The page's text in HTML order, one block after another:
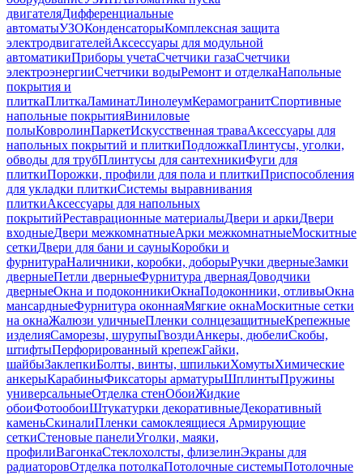
двигателяДифференциальные
автоматыУЗОКонденсаторыКомплексная защита
электродвигателейАксессуары для модульной
автоматикиПриборы учетаСчетчики газаСчетчики
электроэнергииСчетчики водыРемонт и отделкаНапольные
покрытия и
плиткаПлиткаЛаминатЛинолеумКерамогранитСпортивные
напольные покрытияВиниловые
полыКовролинПаркетИскусственная траваАксессуары для
напольных покрытий и плиткиПодложкаПлинтусы, уголки,
обводы для трубПлинтусы для сантехникиФуги для
плиткиПорожки, профили для пола и плиткиПриспособления
для укладки плиткиСистемы выравнивания
плиткиАксессуары для напольных
покрытийРеставрационные материалыДвери и аркиДвери
входныеДвери межкомнатныеАрки межкомнатныеМоскитные
сеткиДвери для бани и сауныКоробки и
фурнитураНаличники, коробки, доборыРучки дверныеЗамки
дверныеПетли дверныеФурнитура двернаяДоводчики
дверныеОкна и подоконникиОкнаПодоконники, отливыОкна
мансардныеФурнитура оконнаяМягкие окнаМоскитные сетки
на окнаЖалюзи уличныеПленки солнцезащитныеКрепежные
изделияСаморезы, шурупыГвоздиАнкеры, дюбелиСкобы,
штифтыПерфорированный крепежГайки,
шайбыЗаклепкиБолты, винты, шпилькиХомутыХимические
анкерыКарабиныФиксаторы арматурыШплинтыПружины
универсальныеОтделка стенОбоиЖидкие
обоиФотообоиШтукатурки декоративныеДекоративный
каменьСкиналиПленки самоклеящиеся Армирующие
сеткиСтеновые панелиУголки, маяки,
профилиВагонкаСтеклохолсты, флизелинЭкраны для
радиаторовОтделка потолкаПотолочные системыПотолочные